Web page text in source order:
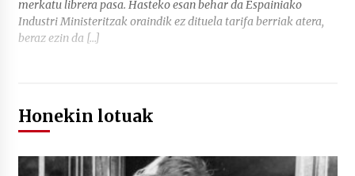
merkatu librera pasa. Hasteko esan behar da Espainiako
Industri Ministeritzak oraindik ez dituela tarifa berriak atera,
beraz ezin da […]
Honekin lotuak